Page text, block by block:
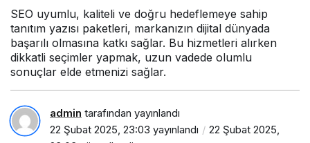
SEO uyumlu, kaliteli ve doğru hedeflemeye sahip
tanıtım yazısı paketleri, markanızın dijital dünyada
başarılı olmasına katkı sağlar. Bu hizmetleri alırken
dikkatli seçimler yapmak, uzun vadede olumlu
sonuçlar elde etmenizi sağlar.
admin tarafından yayınlandı
22 Şubat 2025, 23:03 yayınlandı
22 Şubat 2025,